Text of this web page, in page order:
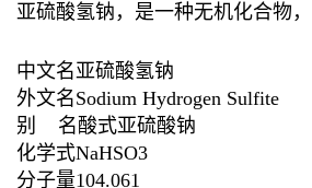
亚硫酸氢钠，是一种无机化合物
中文名亚硫酸氢钠
外文名Sodium Hydrogen Sulfite
别 名酸式亚硫酸钠
化学式NaHSO3
分子量104.061